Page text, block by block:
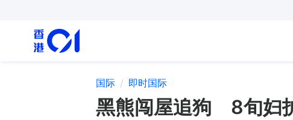
国际 即时国际
黑熊闯屋追狗 8旬妇